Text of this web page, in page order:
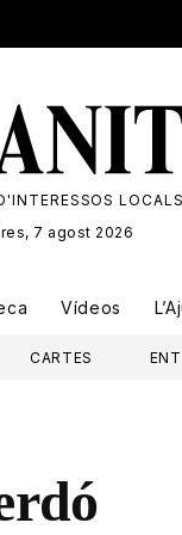
LOCALS
7 agost 2026
Vídeos
CARTES